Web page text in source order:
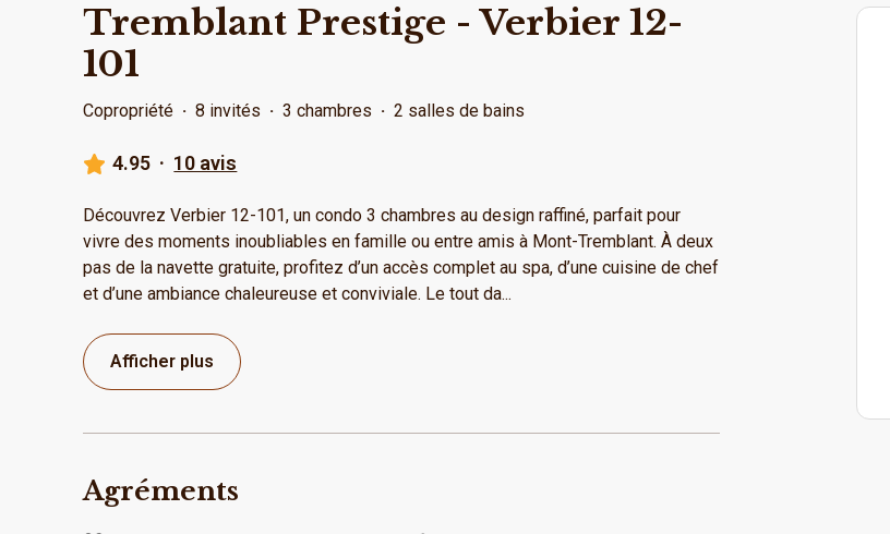
Tremblant Prestige - Verbier 12-
101
Copropriété · 8 invités · 3 chambres · 2 salles de bains
4.95 · 10 avis
Découvrez Verbier 12-101, un condo 3 chambres au design raffiné, parfait pour
vivre des moments inoubliables en famille ou entre amis à Mont-Tremblant. À deux
pas de la navette gratuite, profitez d’un accès complet au spa, d’une cuisine de chef
et d’une ambiance chaleureuse et conviviale. Le tout da...
Afficher plus
Agréments